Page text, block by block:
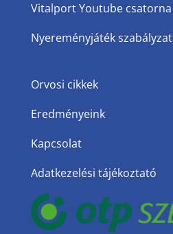
Vitalport Youtube csatorna
Nyereményjáték szabályzat
Orvosi cikkek
Eredményeink
Kapcsolat
Adatkezelési tájékoztató